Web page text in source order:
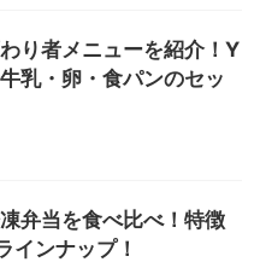
り者メニューを紹介！Y
乳・卵・食パンのセッ
弁当を食べ比べ！特徴
インナップ！